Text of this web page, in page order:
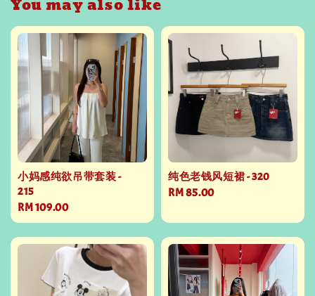
You may also like
小妈感纯欲吊带套装 -
215
Regular
price
RM 109.00
纯色老钱风短裙 - 320
Regular
RM 85.00